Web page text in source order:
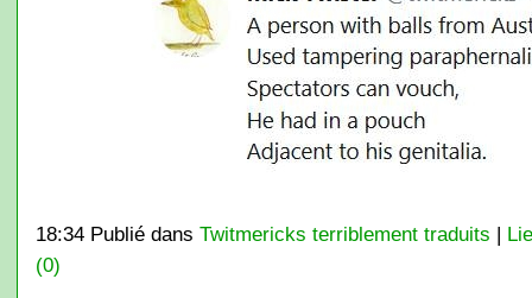
18:34 Publié dans Twitmericks terriblement traduits |
(0)